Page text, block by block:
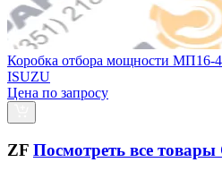
Коробка отбора мощности МП16-
ISUZU
Цена по запросу
ZF Посмотреть все товары